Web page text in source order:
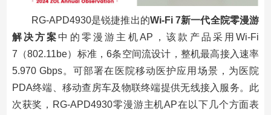
RG-APD4930是锐捷推出的Wi-Fi 7新一代全院零漫游
解决方案 中的零漫游主机AP，该款产品采用Wi-Fi
7（802.11be）标准，6条空间流设计，整机最高接入速率
5.970 Gbps。可部署在医院移动医护应用场景，为医院
PDA终端、移动查房车及物联终端提供无线接入服务。此
次获奖，RG-APD4930零漫游主机AP在以下几个方面表